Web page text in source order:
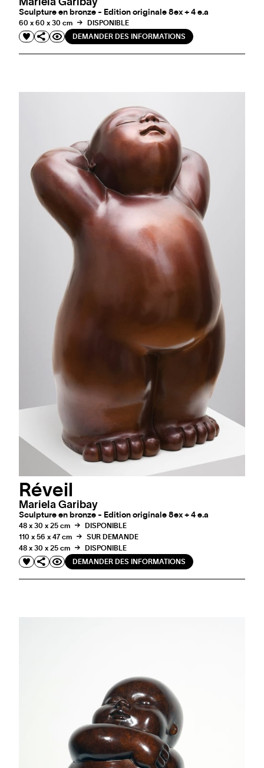
Sculpture en bronze - Edition originale 8ex + 4 e.a
60 x 60 x 30 cm
DISPONIBLE
DEMANDER DES INFORMATIONS
Réveil
Mariela Garibay
Sculpture en bronze - Edition originale 8ex + 4 e.a
48 x 30 x 25 cm
DISPONIBLE
110 x 56 x 47 cm
SUR DEMANDE
48 x 30 x 25 cm
DISPONIBLE
DEMANDER DES INFORMATIONS